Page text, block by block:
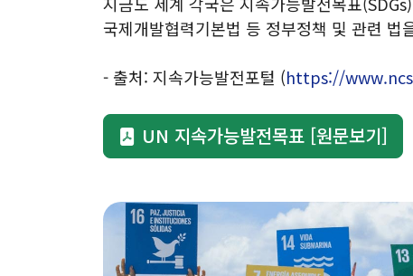
국제개발협력기본법 등 정부정책 및 관련
- 출처: 지속가능발전포털 (https://
UN 지속가능발전목표 [원문보기]